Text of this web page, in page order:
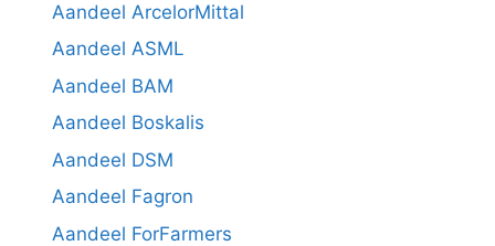
Aandeel ArcelorMittal
Aandeel ASML
Aandeel BAM
Aandeel Boskalis
Aandeel DSM
Aandeel Fagron
Aandeel ForFarmers